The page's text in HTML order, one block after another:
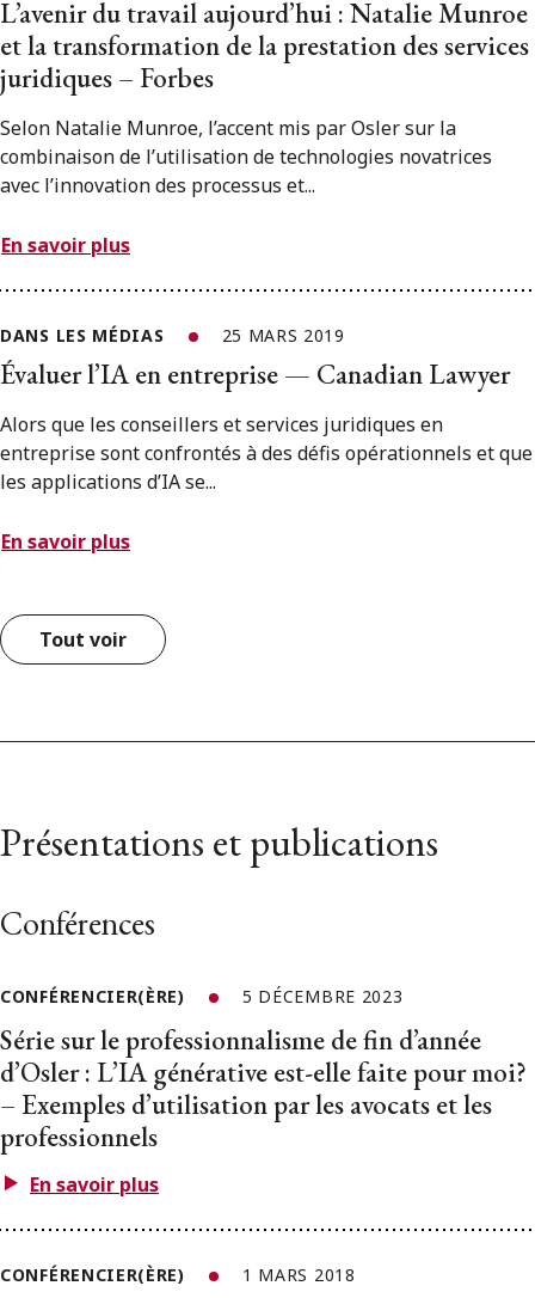
L’avenir du travail aujourd’hui : Natalie Munroe
et la transformation de la prestation des services
juridiques – Forbes
Selon Natalie Munroe, l’accent mis par Osler sur la
combinaison de l’utilisation de technologies novatrices
avec l’innovation des processus et...
En savoir plus
DANS LES MÉDIAS 25 MARS 2019
Évaluer l’IA en entreprise — Canadian Lawyer
Alors que les conseillers et services juridiques en
entreprise sont confrontés à des défis opérationnels et que
les applications d’IA se...
En savoir plus
Tout voir
Présentations et publications
Conférences
CONFÉRENCIER(ÈRE) 5 DÉCEMBRE 2023
Série sur le professionnalisme de fin d’année
d’Osler : L’IA générative est-elle faite pour moi?
– Exemples d’utilisation par les avocats et les
professionnels
En savoir plus
CONFÉRENCIER(ÈRE) 1 MARS 2018